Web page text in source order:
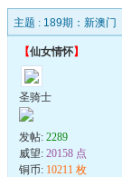
主题 : 189期：新澳门
【仙女情怀】
圣骑士
发帖: 2289
威望: 20158 点
铜币: 10211 枚